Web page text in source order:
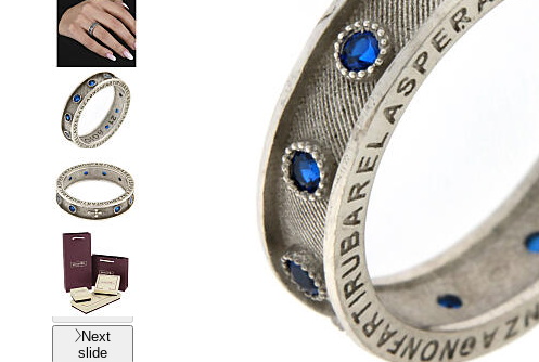
Previous
slide
Next
slide